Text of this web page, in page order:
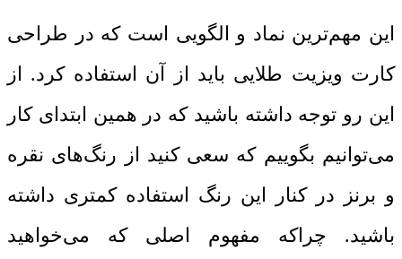
این مهم‌ترین نماد و الگویی است که در طراحی
کارت ویزیت طلایی باید از آن استفاده کرد. از
این ‌رو توجه داشته باشید که در همین ابتدای کار
می‌توانیم بگوییم که سعی کنید از رنگ‌های نقره
و برنز در کنار این رنگ استفاده کمتری داشته
باشید. چراکه مفهوم اصلی که می‌خواهید